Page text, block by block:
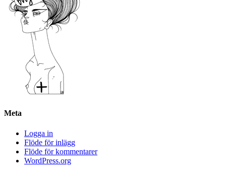
Meta
Logga in
Flöde för inlägg
Flöde för kommentarer
WordPress.org